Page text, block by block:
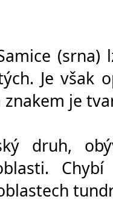
Je však
je
druh,